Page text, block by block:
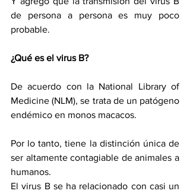
de persona a persona es muy poco
probable.
¿Qué es el virus B?
De acuerdo con la National Library of
Medicine (NLM), se trata de un patógeno
endémico en monos macacos.
Por lo tanto, tiene la distinción única de
ser altamente contagiable de animales a
humanos.
El virus B se ha relacionado con casi un